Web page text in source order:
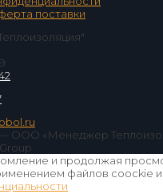
поставки
ООО «Менеджер
и продолжая
файлов coockie